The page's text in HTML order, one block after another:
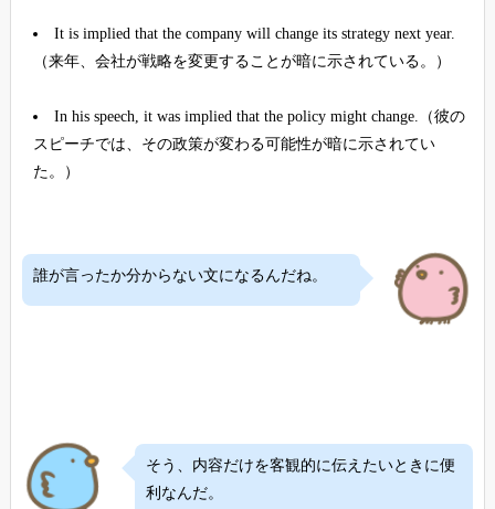
It is implied that the company will change its strategy next year.
（来年、会社が戦略を変更することが暗に示されている。）
In his speech, it was implied that the policy might change.（彼の
スピーチでは、その政策が変わる可能性が暗に示されてい
た。）
誰が言ったか分からない文になるんだね。
そう、内容だけを客観的に伝えたいときに便
利なんだ。